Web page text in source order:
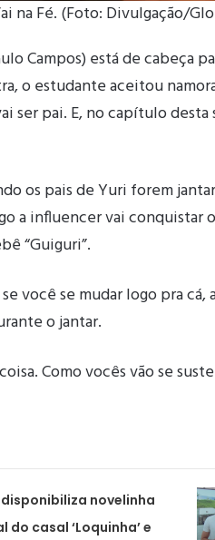
na Fé. (Foto: Divulgação/
Campos) está de cabeça
o estudante aceitou
ser pai. E, no capítulo
os pais de Yuri forem
a influencer vai conquistar
“Guiguri”.
você se mudar logo pra
o jantar.
Como vocês vão se
novelinha
do casal ‘Loquinha’ e